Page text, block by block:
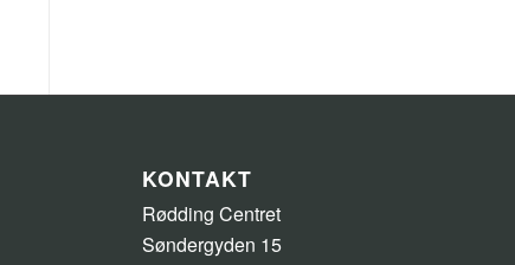
KONTAKT
Rødding Centret
Søndergyden 15